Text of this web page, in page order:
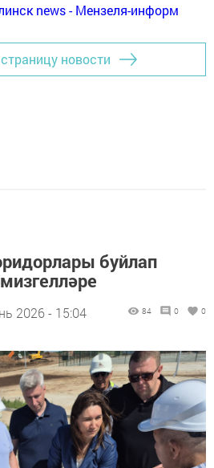
news - Мензеля-информ
новости
буйлап
2026 - 15:04 84 0 0